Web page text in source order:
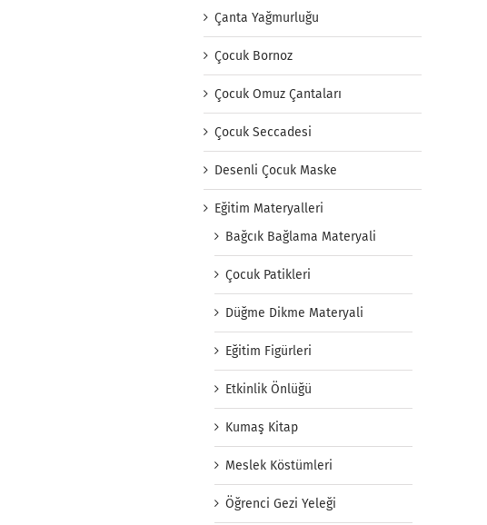
Çanta Yağmurluğu
Çocuk Bornoz
Çocuk Omuz Çantaları
Çocuk Seccadesi
Desenli Çocuk Maske
Eğitim Materyalleri
Bağcık Bağlama Materyali
Çocuk Patikleri
Düğme Dikme Materyali
Eğitim Figürleri
Etkinlik Önlüğü
Kumaş Kitap
Meslek Köstümleri
Öğrenci Gezi Yeleği